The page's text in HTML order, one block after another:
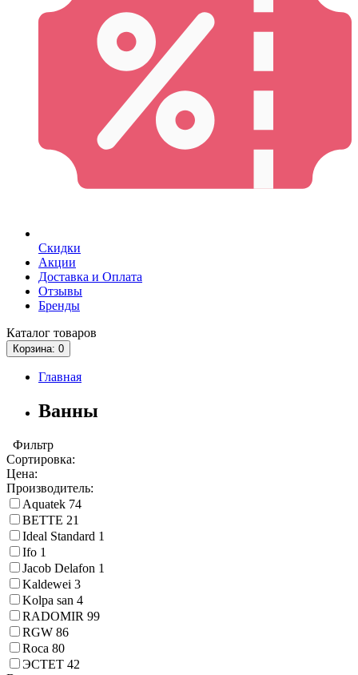
Скидки
Акции
Доставка и Оплата
Отзывы
Бренды
Каталог товаров
Корзина: 0
Главная
Ванны
Фильтр
Сортировка:
Цена:
Производитель:
Aquatek 74
BETTE 21
Ideal Standard 1
Ifo 1
Jacob Delafon 1
Kaldewei 3
Kolpa san 4
RADOMIR 99
RGW 86
Roca 80
ЭСТЕТ 42